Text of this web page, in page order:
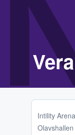
Intility Arena
Olavshallen